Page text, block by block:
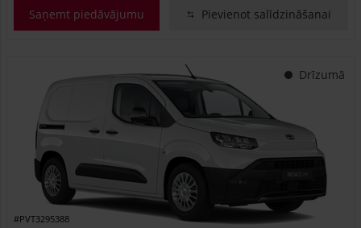
Saņemt piedāvājumu Pievienot salīdzināšanai
Drīzumā
#PVT3295388